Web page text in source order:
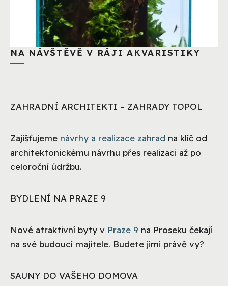
NA NÁVŠTĚVĚ V RÁJI AKVARISTIKY
ZAHRADNÍ ARCHITEKTI – ZAHRADY TOPOL
Zajišťujeme návrhy a realizace zahrad na klíč od
architektonickému návrhu přes realizaci až po
celoroční údržbu.
BYDLENÍ NA PRAZE 9
Nové atraktivní byty v Praze 9 na Proseku čekají
na své budoucí majitele. Budete jimi právě vy?
SAUNY DO VAŠEHO DOMOVA